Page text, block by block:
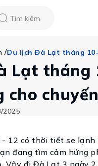
Tìm kiếm
Tạp chí du
Tin tức
Khảo sát
Tra cứu
/Du lịch Đà Lạt tháng
Lạt tháng
cho
2025
12 có thời tiết se lạnh
đang tìm cảm hứng
Vậy đi Đà Lạt 3 ngày